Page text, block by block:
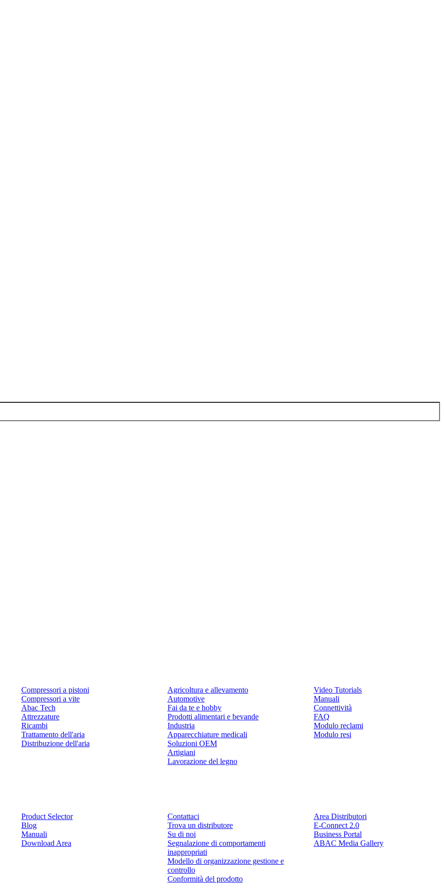
Compressori a pistoni
Compressori a vite
Abac Tech
Attrezzature
Ricambi
Trattamento dell'aria
Distribuzione dell'aria
Agricoltura e allevamento
Automotive
Fai da te e hobby
Prodotti alimentari e bevande
Industria
Apparecchiature medicali
Soluzioni OEM
Artigiani
Lavorazione del legno
Video Tutorials
Manuali
Connettività
FAQ
Modulo reclami
Modulo resi
Product Selector
Blog
Manuali
Download Area
Contattaci
Trova un distributore
Su di noi
Segnalazione di comportamenti
inappropriati
Modello di organizzazione gestione e
controllo
Conformità del prodotto
Area Distributori
E-Connect 2.0
Business Portal
ABAC Media Gallery